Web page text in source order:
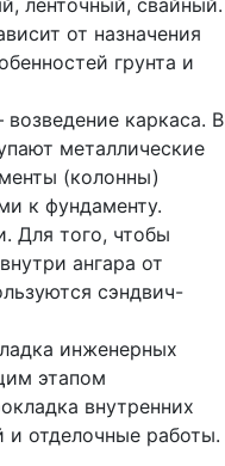
ленточный, свайный.
от назначения
грунта и
каркаса. В
металлические
(колонны)
к фундаменту.
Для того, чтобы
ангара от
сэндвич-
инженерных
этапом
внутренних
отделочные работы.